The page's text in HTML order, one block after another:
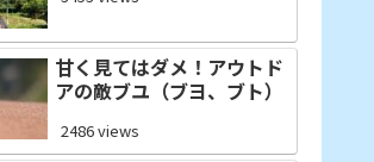
甘く見てはダメ！アウトド
アの敵ブユ（ブヨ、ブト）
2486 views